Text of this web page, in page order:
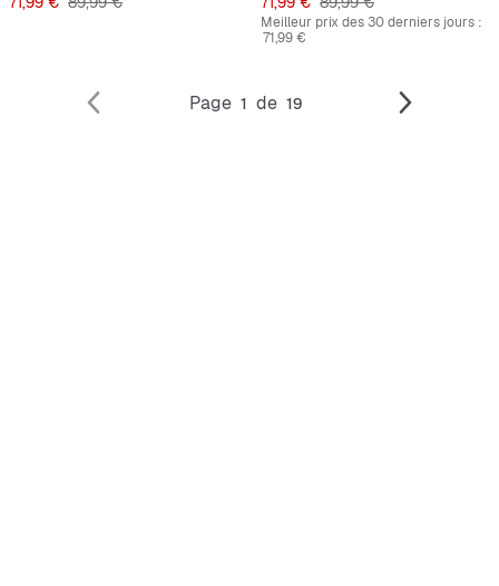
Meilleur prix des 30 derniers jours :
71,99 €
Page 1 de 19